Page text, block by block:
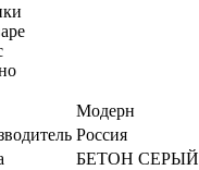
Модерн
Россия
БЕТОН СЕРЫЙ